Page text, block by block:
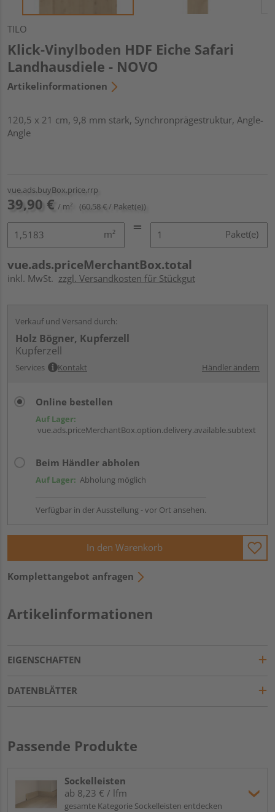
TILO
Klick-Vinylboden HDF Eiche Safari
Landhausdiele - NOVO
Artikelinformationen
120,5 x 21 cm, 9,8 mm stark, Synchronprägestruktur, Angle-
Angle
vue.ads.buyBox.price.rrp
39,90 € / m² (60,58 € / Paket(e))
m² Paket(e)
vue.ads.priceMerchantBox.total
inkl. MwSt. zzgl. Versandkosten für Stückgut
Verkauf und Versand durch:
Holz Bögner, Kupferzell
Kupferzell
Services Kontakt Händler ändern
Online bestellen
Auf Lager:
vue.ads.priceMerchantBox.option.delivery.available.subtext
Beim Händler abholen
Auf Lager: Abholung möglich
Verfügbar in der Ausstellung - vor Ort ansehen.
In den Warenkorb
Komplettangebot anfragen
Artikelinformationen
EIGENSCHAFTEN
DATENBLÄTTER
Passende Produkte
Sockelleisten
ab 8,23 € / lfm
gesamte Kategorie Sockelleisten entdecken